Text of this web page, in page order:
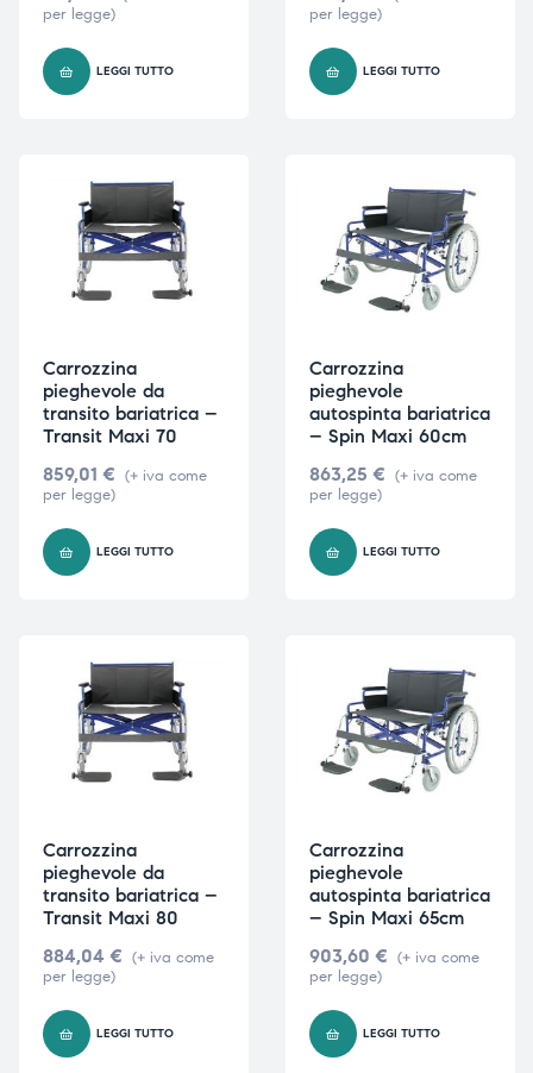
per legge)
LEGGI TUTTO
per legge)
LEGGI TUTTO
Carrozzina
pieghevole da
transito bariatrica –
Transit Maxi 70
859,01 € (+ iva come
per legge)
LEGGI TUTTO
Carrozzina
pieghevole
autospinta bariatrica
– Spin Maxi 60cm
863,25 € (+ iva come
per legge)
LEGGI TUTTO
Carrozzina
pieghevole da
transito bariatrica –
Transit Maxi 80
884,04 € (+ iva come
per legge)
LEGGI TUTTO
Carrozzina
pieghevole
autospinta bariatrica
– Spin Maxi 65cm
903,60 € (+ iva come
per legge)
LEGGI TUTTO